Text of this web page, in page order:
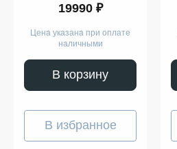
with Midnight Sport Band
19990 ₽
Цена указана при оплате
наличными
В корзину
В избранное